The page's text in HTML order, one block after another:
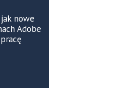
nowe
Adobe